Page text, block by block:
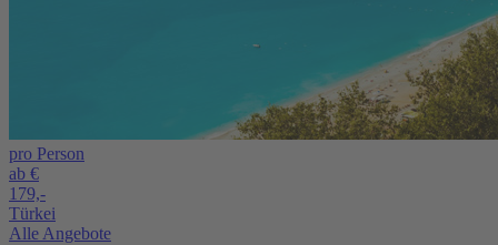
pro Person
ab €
179,-
Türkei
Alle Angebote